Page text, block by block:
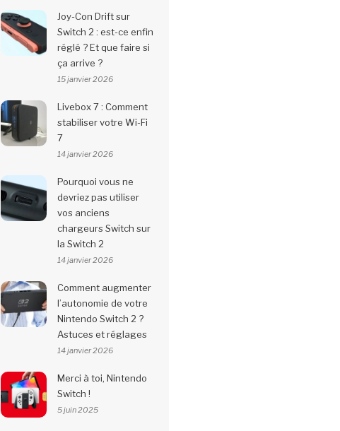
Joy-Con Drift sur
Switch 2 : est-ce enfin
réglé ? Et que faire si
ça arrive ?
15 janvier 2026
Livebox 7 : Comment
stabiliser votre Wi-Fi
7
14 janvier 2026
Pourquoi vous ne
devriez pas utiliser
vos anciens
chargeurs Switch sur
la Switch 2
14 janvier 2026
Comment augmenter
l’autonomie de votre
Nintendo Switch 2 ?
Astuces et réglages
14 janvier 2026
Merci à toi, Nintendo
Switch !
5 juin 2025